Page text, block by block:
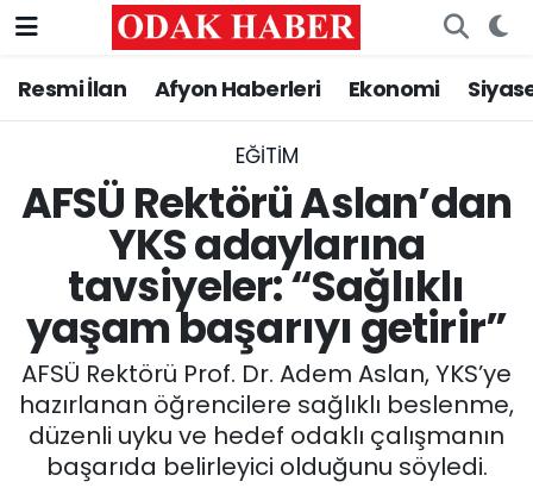
Resmi İlan Afyon Haberleri Ekonomi
EĞITIM
AFSÜ Rektörü Aslan’dan
YKS adaylarına
tavsiyeler: “Sağlıklı
yaşam başarıyı getirir”
AFSÜ Rektörü Prof. Dr. Adem Aslan, YKS’ye
hazırlanan öğrencilere sağlıklı beslenme,
düzenli uyku ve hedef odaklı çalışmanın
başarıda belirleyici olduğunu söyledi.
AFYONKARAHİSAR HABERLERİ
ASAYİŞ
GÜNCEL
SİYASET
EĞİTİM
MAGAZİN
Nöbetçi Eczaneler
Trafik Durumu
Süper Lig Puan Durumu ve Fikstür
Tüm Manşetler
Son Dakika Haberleri
Haber Arşivi